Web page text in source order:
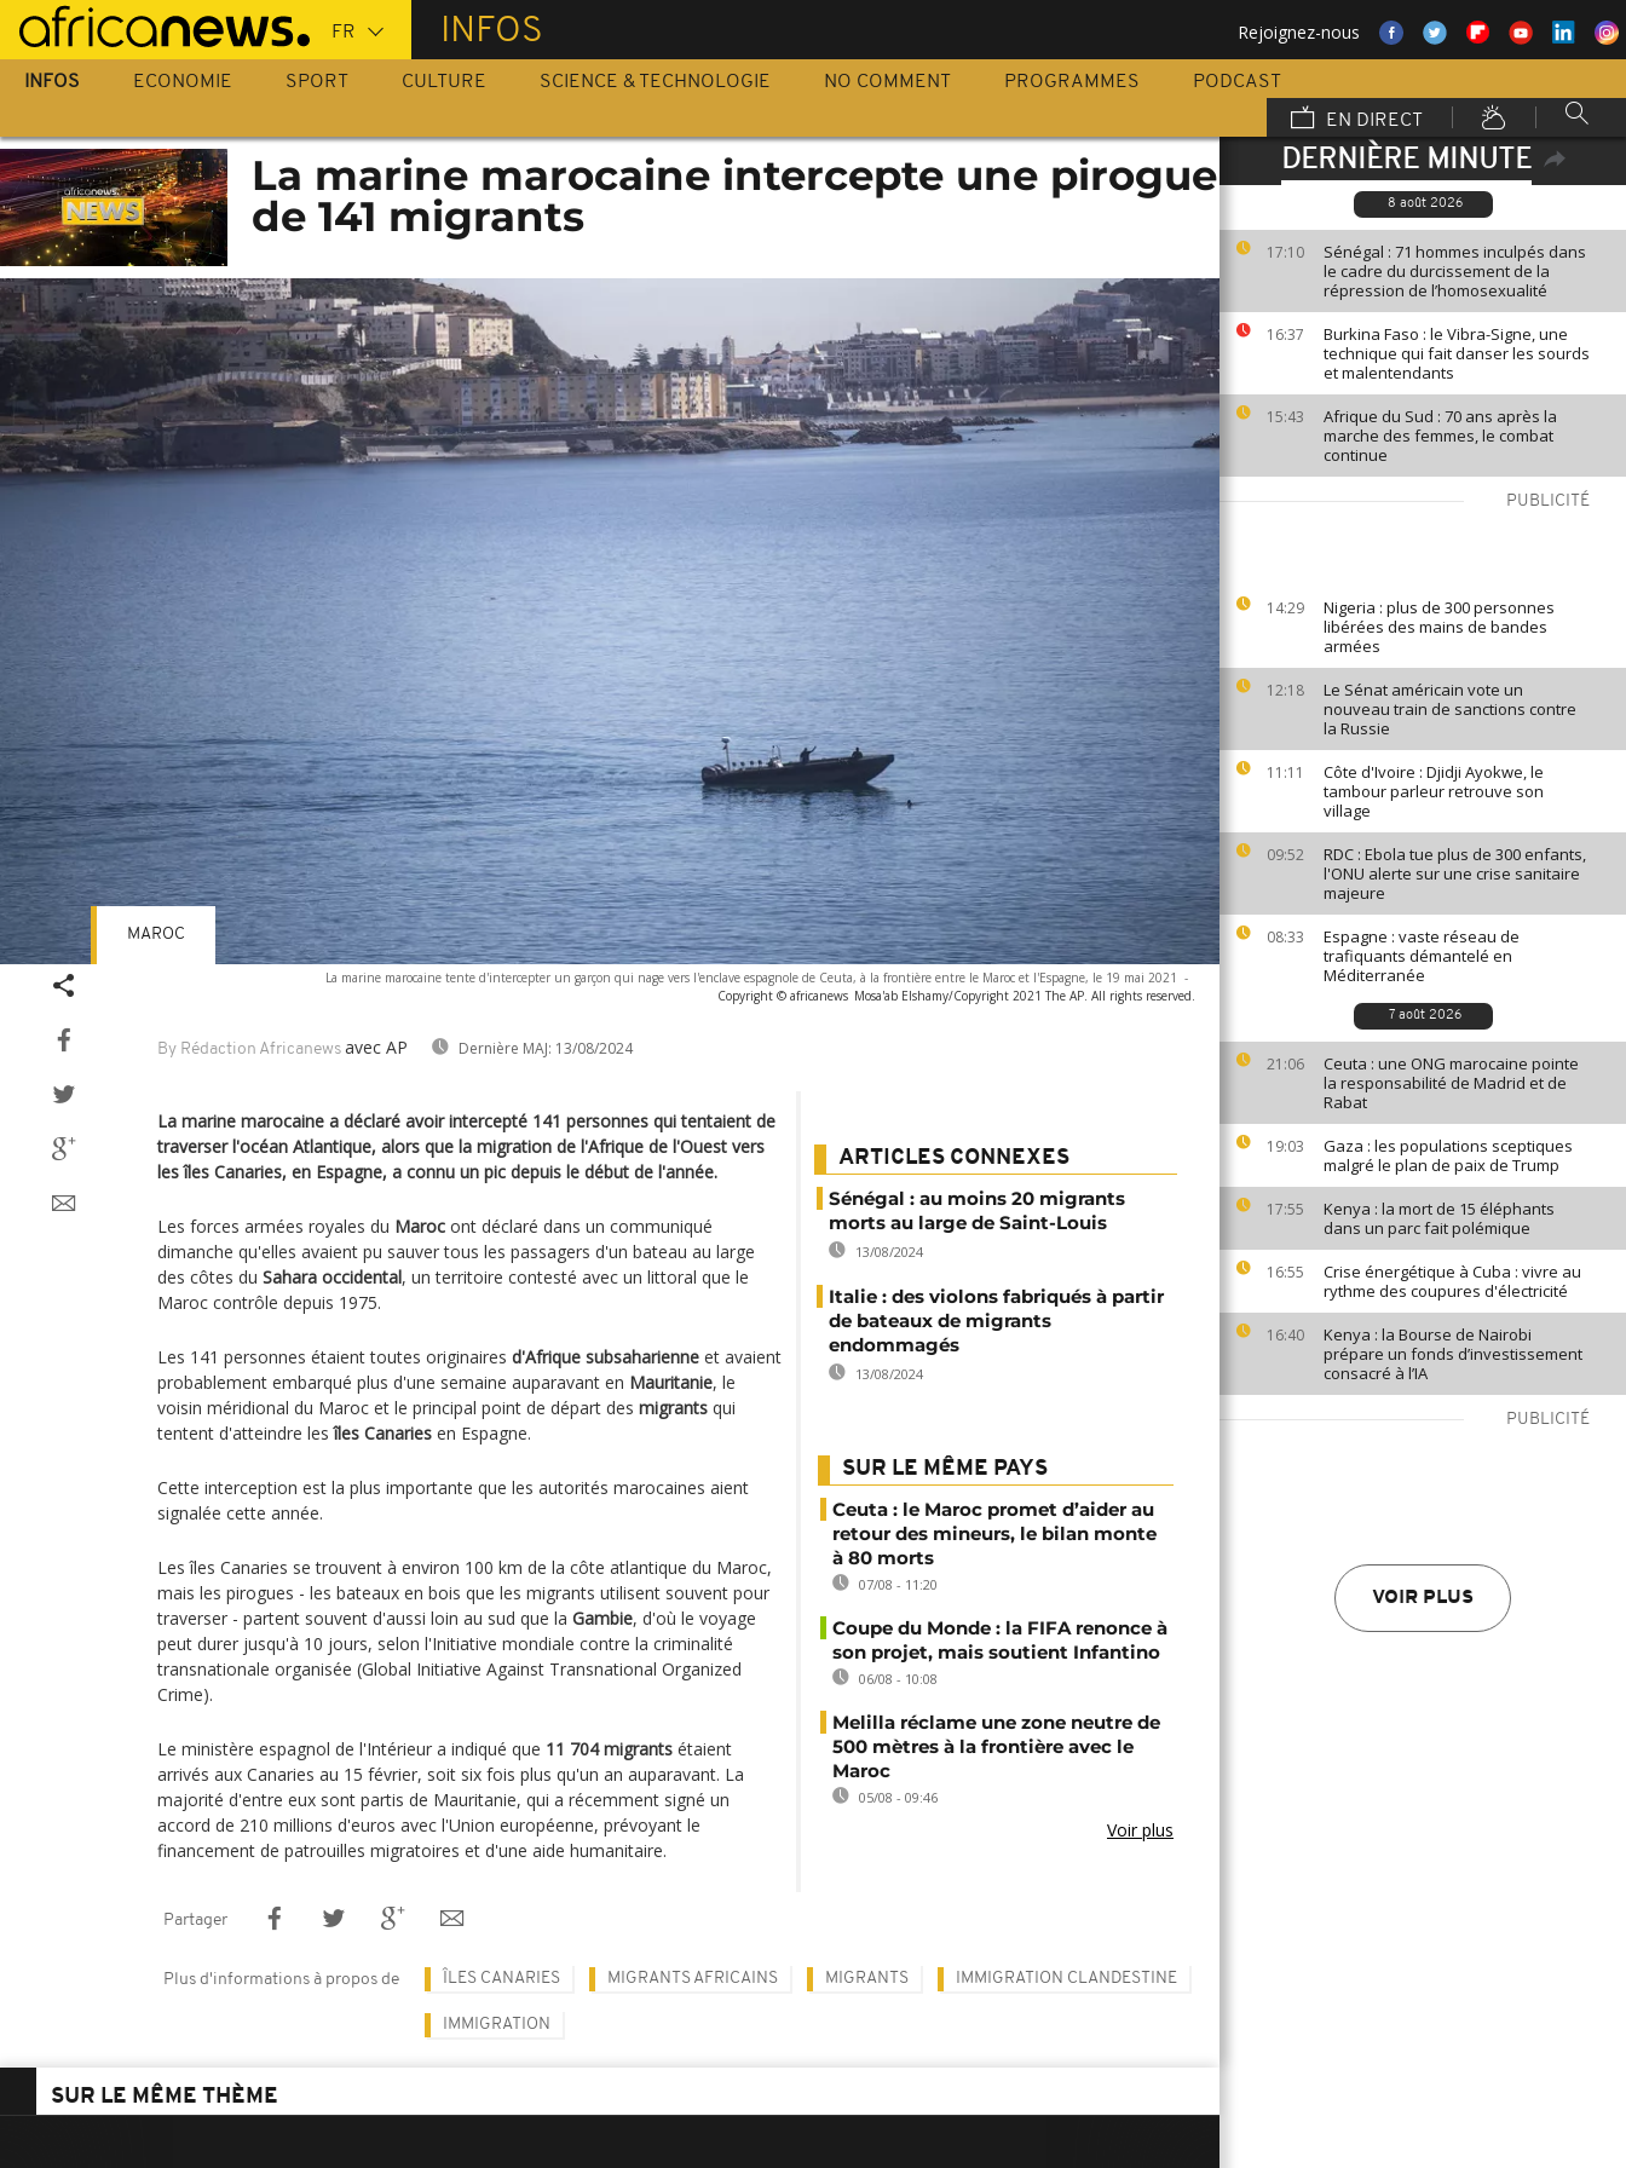
Passer
au
contenu
INFOS Rejoignez-nous
INFOS ECONOMIE SPORT CULTURE SCIENCE & TECHNOLOGIE NO COMMENT PROGRAMMES
PODCAST
EN DIRECT
DERNIÈRE MINUTE
8 août 2026
17:10
Sénégal : 71 hommes inculpés dans
le cadre du durcissement de la
répression de l’homosexualité
16:37
Burkina Faso : le Vibra-Signe, une
technique qui fait danser les sourds
et malentendants
15:43
Afrique du Sud : 70 ans après la
marche des femmes, le combat
continue
PUBLICITÉ
14:29
Nigeria : plus de 300 personnes
libérées des mains de bandes
armées
12:18
Le Sénat américain vote un
nouveau train de sanctions contre
la Russie
11:11
Côte d'Ivoire : Djidji Ayokwe, le
tambour parleur retrouve son
village
09:52
RDC : Ebola tue plus de 300 enfants,
l'ONU alerte sur une crise sanitaire
majeure
08:33
Espagne : vaste réseau de
trafiquants démantelé en
Méditerranée
7 août 2026
21:06
Ceuta : une ONG marocaine pointe
la responsabilité de Madrid et de
Rabat
19:03
Gaza : les populations sceptiques
malgré le plan de paix de Trump
17:55
Kenya : la mort de 15 éléphants
dans un parc fait polémique
16:55
Crise énergétique à Cuba : vivre au
rythme des coupures d'électricité
16:40
Kenya : la Bourse de Nairobi
prépare un fonds d’investissement
consacré à l’IA
PUBLICITÉ
VOIR PLUS
La marine marocaine intercepte une pirogue
de 141 migrants
La marine marocaine tente d'intercepter un garçon qui nage vers l'enclave espagnole de Ceuta, à la frontière entre le Maroc et l'Espagne, le 19 mai 2021 -
Copyright © africanews Mosa'ab Elshamy/Copyright 2021 The AP. All rights reserved.
By Rédaction Africanews avec AP Dernière MAJ: 13/08/2024
MAROC
La marine marocaine a déclaré avoir intercepté 141 personnes qui tentaient de
traverser l'océan Atlantique, alors que la migration de l'Afrique de l'Ouest vers
les îles Canaries, en Espagne, a connu un pic depuis le début de l'année.
Les forces armées royales du Maroc ont déclaré dans un communiqué
dimanche qu'elles avaient pu sauver tous les passagers d'un bateau au large
des côtes du Sahara occidental, un territoire contesté avec un littoral que le
Maroc contrôle depuis 1975.
Les 141 personnes étaient toutes originaires d'Afrique subsaharienne et avaient
probablement embarqué plus d'une semaine auparavant en Mauritanie, le
voisin méridional du Maroc et le principal point de départ des migrants qui
tentent d'atteindre lesîles Canaries en Espagne.
Cette interception est la plus importante que les autorités marocaines aient
signalée cette année.
Les îles Canaries se trouvent à environ 100 km de la côte atlantique du Maroc,
mais les pirogues - les bateaux en bois que les migrants utilisent souvent pour
traverser - partent souvent d'aussi loin au sud que la Gambie, d'où le voyage
peut durer jusqu'à 10 jours, selon l'Initiative mondiale contre la criminalité
transnationale organisée (Global Initiative Against Transnational Organized
Crime).
Le ministère espagnol de l'Intérieur a indiqué que 11 704 migrants étaient
arrivés aux Canaries au 15 février, soit six fois plus qu'un an auparavant. La
majorité d'entre eux sont partis de Mauritanie, qui a récemment signé un
accord de 210 millions d'euros avec l'Union européenne, prévoyant le
financement de patrouilles migratoires et d'une aide humanitaire.
ARTICLES CONNEXES
Sénégal : au moins 20 migrants
morts au large de Saint-Louis
13/08/2024
Italie : des violons fabriqués à partir
de bateaux de migrants
endommagés
13/08/2024
SUR LE MÊME PAYS
Ceuta : le Maroc promet d’aider au
retour des mineurs, le bilan monte
à 80 morts
07/08 - 11:20
Coupe du Monde : la FIFA renonce à
son projet, mais soutient Infantino
06/08 - 10:08
Melilla réclame une zone neutre de
500 mètres à la frontière avec le
Maroc
05/08 - 09:46
Voir plus
Partager
Plus d'informations à propos de ÎLES CANARIES MIGRANTS AFRICAINS MIGRANTS IMMIGRATION CLANDESTINE
IMMIGRATION
SUR LE MÊME THÈME